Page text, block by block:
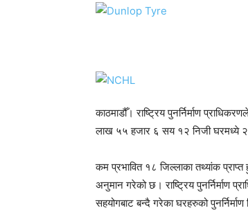
काठमाडौँ। राष्ट्रिय पुनर्निर्माण
लाख ५५ हजार ६ सय १२ निजी घरमध्ये २
कम प्रभावित १८ जिल्लाका तथ्यांक
अनुमान गरेको छ। राष्ट्रिय पुनर्निर्माण
सहयोगबाट बन्दै गरेका घरहरुको